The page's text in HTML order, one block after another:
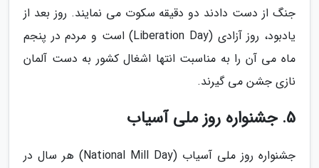
جنگ از دست دادند دو دقیقه سکوت می نمایند. روز بعد از
یادبود، روز آزادی (Liberation Day) است و مردم در پنجم
ماه می آن را به مناسبت انتها اشغال کشور به دست آلمان
نازی جشن می گیرند.
5. جشنواره روز ملی آسیاب
جشنواره روز ملی آسیاب (National Mill Day) هر سال در